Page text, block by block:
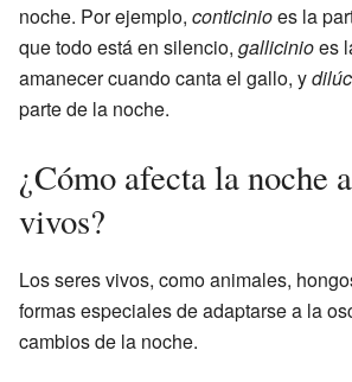
noche. Por ejemplo, conticinioes la
que todo está en silencio, gallicinioes
amanecer cuando canta el gallo, y
parte de la noche.
¿Cómo afecta la noche
vivos?
Los seres vivos, como animales,
formas especiales de adaptarse a la
cambios de la noche.